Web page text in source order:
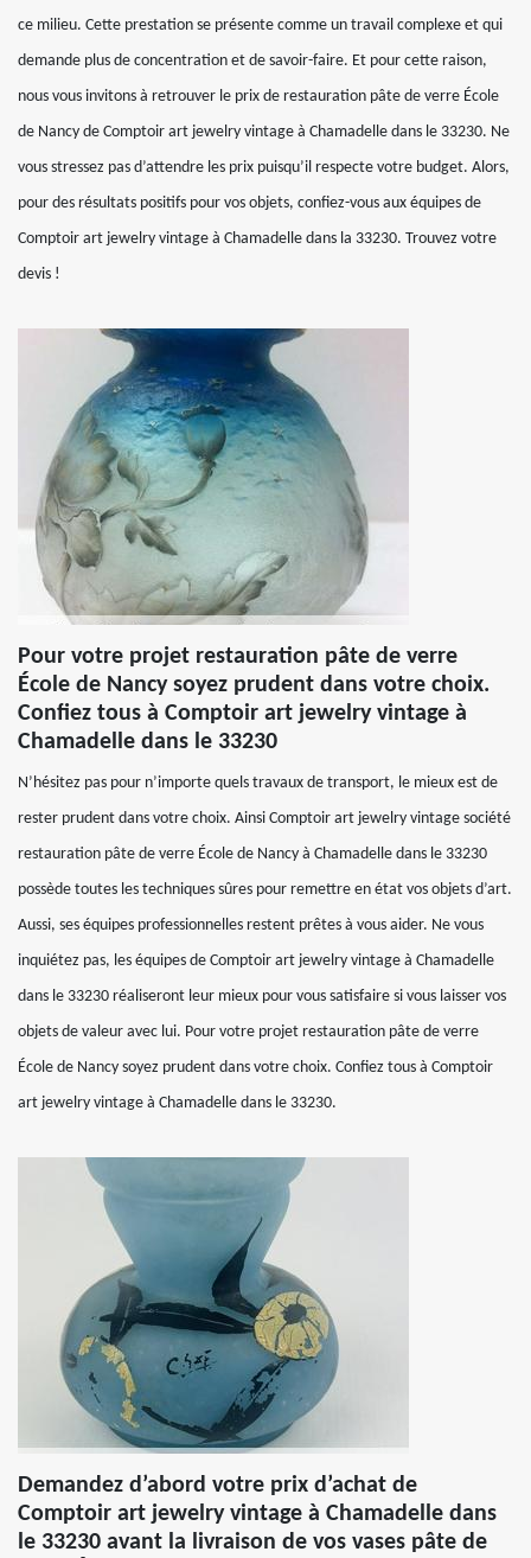
ce milieu. Cette prestation se présente comme un travail complexe et qui
demande plus de concentration et de savoir-faire. Et pour cette raison,
nous vous invitons à retrouver le prix de restauration pâte de verre École
de Nancy de Comptoir art jewelry vintage à Chamadelle dans le 33230. Ne
vous stressez pas d’attendre les prix puisqu’il respecte votre budget. Alors,
pour des résultats positifs pour vos objets, confiez-vous aux équipes de
Comptoir art jewelry vintage à Chamadelle dans la 33230. Trouvez votre
devis !
Pour votre projet restauration pâte de verre
École de Nancy soyez prudent dans votre choix.
Confiez tous à Comptoir art jewelry vintage à
Chamadelle dans le 33230
N’hésitez pas pour n’importe quels travaux de transport, le mieux est de
rester prudent dans votre choix. Ainsi Comptoir art jewelry vintage société
restauration pâte de verre École de Nancy à Chamadelle dans le 33230
possède toutes les techniques sûres pour remettre en état vos objets d’art.
Aussi, ses équipes professionnelles restent prêtes à vous aider. Ne vous
inquiétez pas, les équipes de Comptoir art jewelry vintage à Chamadelle
dans le 33230 réaliseront leur mieux pour vous satisfaire si vous laisser vos
objets de valeur avec lui. Pour votre projet restauration pâte de verre
École de Nancy soyez prudent dans votre choix. Confiez tous à Comptoir
art jewelry vintage à Chamadelle dans le 33230.
Demandez d’abord votre prix d’achat de
Comptoir art jewelry vintage à Chamadelle dans
le 33230 avant la livraison de vos vases pâte de